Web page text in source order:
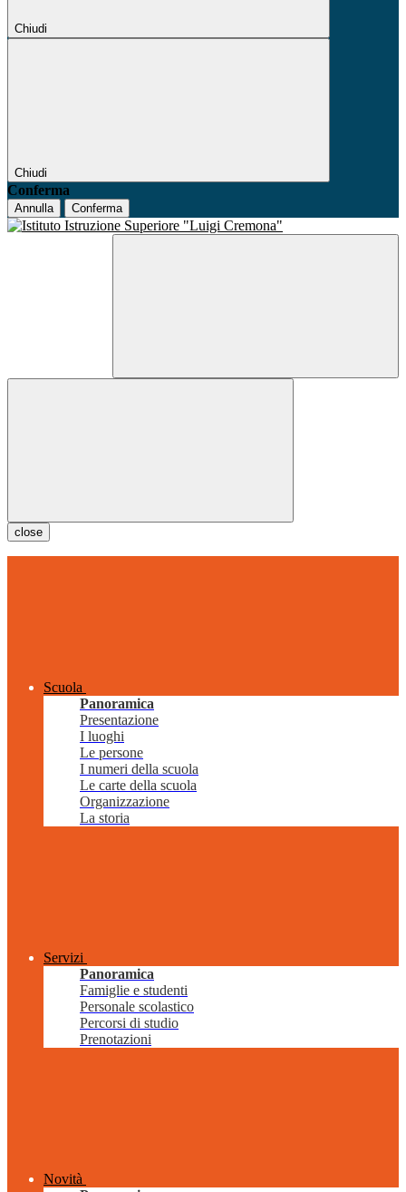
Chiudi
Chiudi
Conferma
Annulla Conferma
close
Scuola
Panoramica
Presentazione
I luoghi
Le persone
I numeri della scuola
Le carte della scuola
Organizzazione
La storia
Servizi
Panoramica
Famiglie e studenti
Personale scolastico
Percorsi di studio
Prenotazioni
Novità